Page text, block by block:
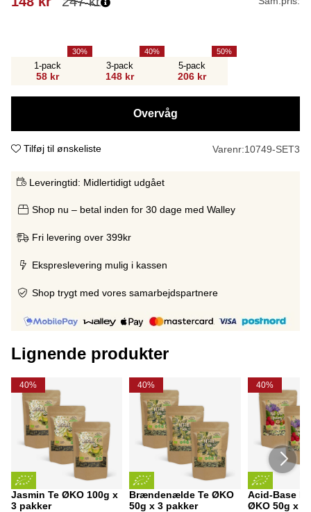
1-pack
58 kr
30
3-pack
148 kr
40
5-pack
206 kr
50
Overvåg
Tilføj til ønskeliste Varenr:10749-SET3
Leveringtid: Midlertidigt udgået
Shop nu – betal inden for 30 dage med Walley
Fri levering over 399kr
Ekspreslevering mulig i kassen
Shop trygt med vores samarbejdspartnere
Lignende produkter
40%
Jasmin Te ØKO 100g x
3 pakker
40%
Brændenælde Te ØKO
50g x 3 pakker
40%
Acid-Base
ØKO 50g x 3